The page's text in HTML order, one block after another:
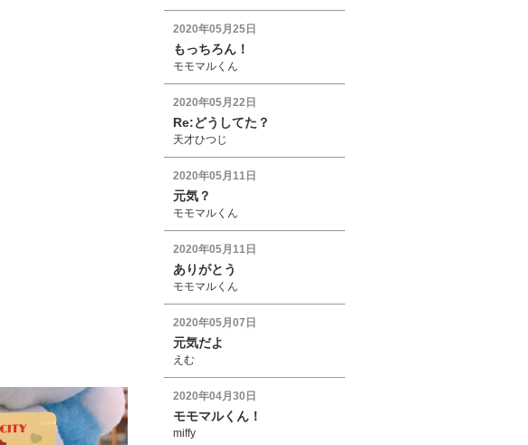
2020年05月25日
もっちろん！
モモマルくん
2020年05月22日
Re:どうしてた？
天才ひつじ
2020年05月11日
元気？
モモマルくん
2020年05月11日
ありがとう
モモマルくん
2020年05月07日
元気だよ
えむ
2020年04月30日
モモマルくん！
miffy